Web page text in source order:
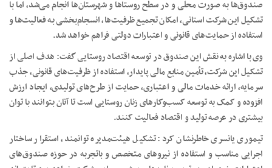
صندوق‌ها به صورت محلی و در سطح روستاها و شهرستان‌ها انجام می‌شد، اما با
تشکیل این شرکت استانی، امکان تجمیع ظرفیت‌ها، انسجام‌بخشی به فعالیت‌ها و
استفاده از حمایت‌های قانونی و اعتبارات دولتی فراهم خواهد شد.
وی با اشاره به نقش این صندوق در توسعه اقتصاد روستایی گفت: هدف اصلی از
تشکیل این شرکت، تأمین منابع مالی پایدار، استفاده از ظرفیت‌های قانونی، جذب
سرمایه، ارائه خدمات مالی و اعتباری، حمایت از طرح‌های تولیدی، ایجاد ارزش
افزوده و کمک به توسعه کسب‌وکارهای زنان روستایی است تا آنان بتوانند با توان
بیشتری در عرصه تولید و اقتصاد فعالیت کنند.
تیموری یانسری خاطرنشان کرد: تشکیل هیئت‌مدیره توانمند، استقرار ساختار
اجرایی مناسب و استفاده از نیروهای متخصص و باتجربه در حوزه صندوق‌های